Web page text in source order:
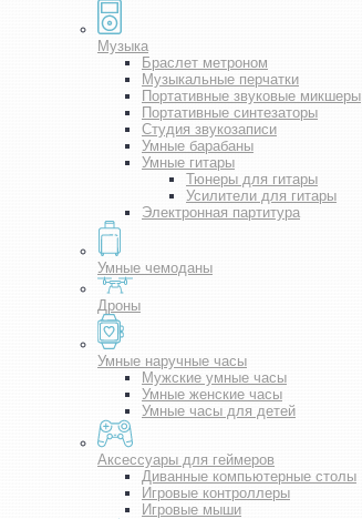
Музыка
Браслет метроном
Музыкальные перчатки
Портативные звуковые микшеры
Портативные синтезаторы
Студия звукозаписи
Умные барабаны
Умные гитары
Тюнеры для гитары
Усилители для гитары
Электронная партитура
Умные чемоданы
Дроны
Умные наручные часы
Мужские умные часы
Умные женские часы
Умные часы для детей
Аксессуары для геймеров
Диванные компьютерные столы
Игровые контроллеры
Игровые мыши